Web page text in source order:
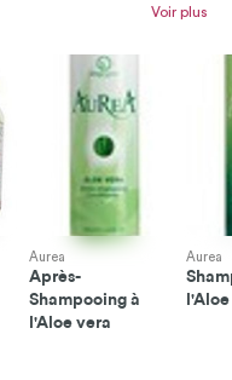
Voir plus
Aurea
Après-
Shampooing à
l'Aloe vera
Aurea